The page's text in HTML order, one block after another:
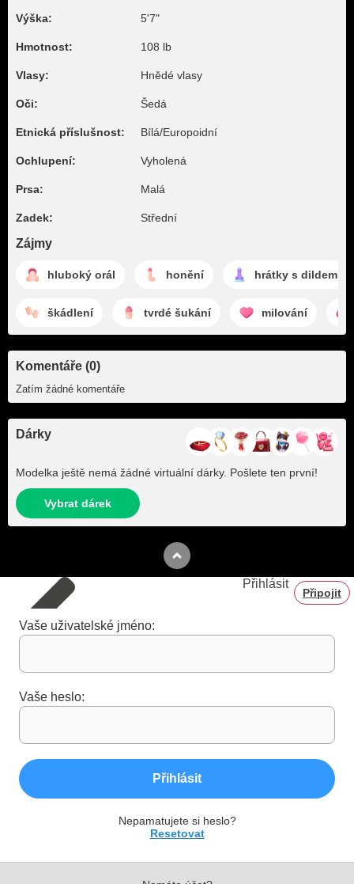
Výška: 5'7"
Hmotnost: 108 lb
Vlasy: Hnědé vlasy
Oči: Šedá
Etnická příslušnost: Bílá/Europoidní
Ochlupení: Vyholená
Prsa: Malá
Zadek: Střední
Zájmy
hluboký orál honění hrátky s dildem
škádlení tvrdé šukání milování
Komentáře (0)
Zatím žádné komentáře
Dárky
Modelka ještě nemá žádné virtuální dárky. Pošlete ten první!
Vybrat dárek
Přihlásit
Připojit
Vaše uživatelské jméno:
Vaše heslo:
Přihlásit
Nepamatujete si heslo?
Resetovat